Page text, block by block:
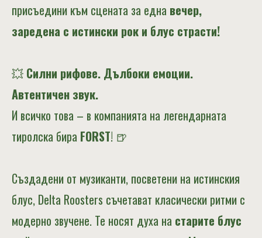
присъедини към сцената за една вечер,
заредена с истински рок и блус страсти!
💥 Силни рифове. Дълбоки емоции.
Автентичен звук.
И всичко това – в компанията на легендарната
тиролска бира FORST! 🍺
Създадени от музиканти, посветени на истинския
блус, Delta Roosters съчетават класически ритми с
модерно звучене. Те носят духа на старите блус